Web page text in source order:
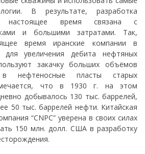
В результате, разработка
настоящее время связана с
и большими затратами. Так,
время иранские компании в
для увеличения дебита нефтяных
закачку больших объёмов
нефтеносные пласты старых
что в 1930 г. на этом
добывалось 130 тыс. баррелей,
50 тыс. баррелей нефти. Китайская
“CNPC” уверена в своих силах
150 млн. долл. США в разработку